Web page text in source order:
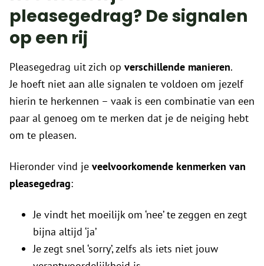
pleasegedrag? De signalen
op een rij
Pleasegedrag uit zich op verschillende manieren.
Je hoeft niet aan alle signalen te voldoen om jezelf
hierin te herkennen – vaak is een combinatie van een
paar al genoeg om te merken dat je de neiging hebt
om te pleasen.
Hieronder vind je veelvoorkomende kenmerken van
pleasegedrag:
Je vindt het moeilijk om ‘nee’ te zeggen en zegt
bijna altijd ‘ja’
Je zegt snel ‘sorry’, zelfs als iets niet jouw